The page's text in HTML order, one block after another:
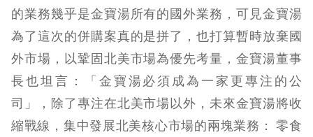
的業務幾乎是金寶湯所有的國外業務，可見金寶湯
為了這次的併購案真的是拼了，也打算暫時放棄國
外市場，以鞏固北美市場為優先考量，金寶湯董事
長也坦言：「金寶湯必須成為一家更專注的公
司」，除了專注在北美市場以外，未來金寶湯將收
縮戰線，集中發展北美核心市場的兩塊業務： 零食